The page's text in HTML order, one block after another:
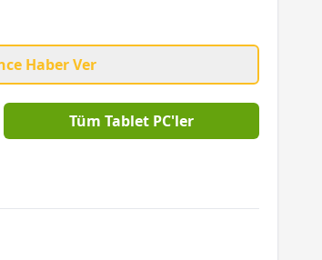
Haber Ver
Tüm Tablet PC'ler